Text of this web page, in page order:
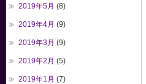
2019年5月 (8)
2019年4月 (9)
2019年3月 (9)
2019年2月 (5)
2019年1月 (7)